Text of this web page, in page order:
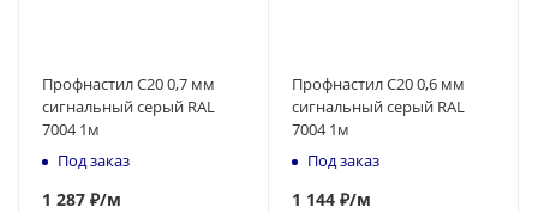
Профнастил С20 0,7 мм
сигнальный серый RAL
7004 1м
Под заказ
1 287 ₽/м
Профнастил С20 0,6 мм
сигнальный серый RAL
7004 1м
Под заказ
1 144 ₽/м